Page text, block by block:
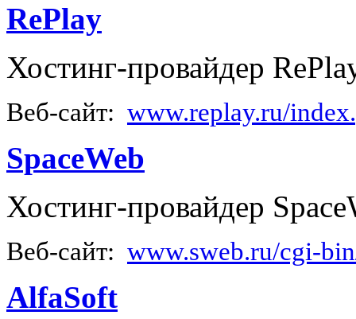
RePlay
Хостинг-провайдер
Веб-сайт: www.replay.ru/
SpaceWeb
Хостинг-провайдер
Веб-сайт: www.sweb.ru/cgi-
AlfaSoft